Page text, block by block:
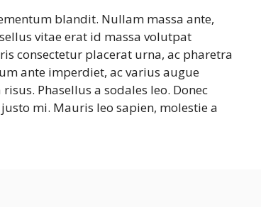
blandit. Nullam massa ante,
vitae erat id massa volutpat
consectetur placerat urna, ac pharetra
ante imperdiet, ac varius augue
Phasellus a sodales leo. Donec
mi. Mauris leo sapien, molestie a